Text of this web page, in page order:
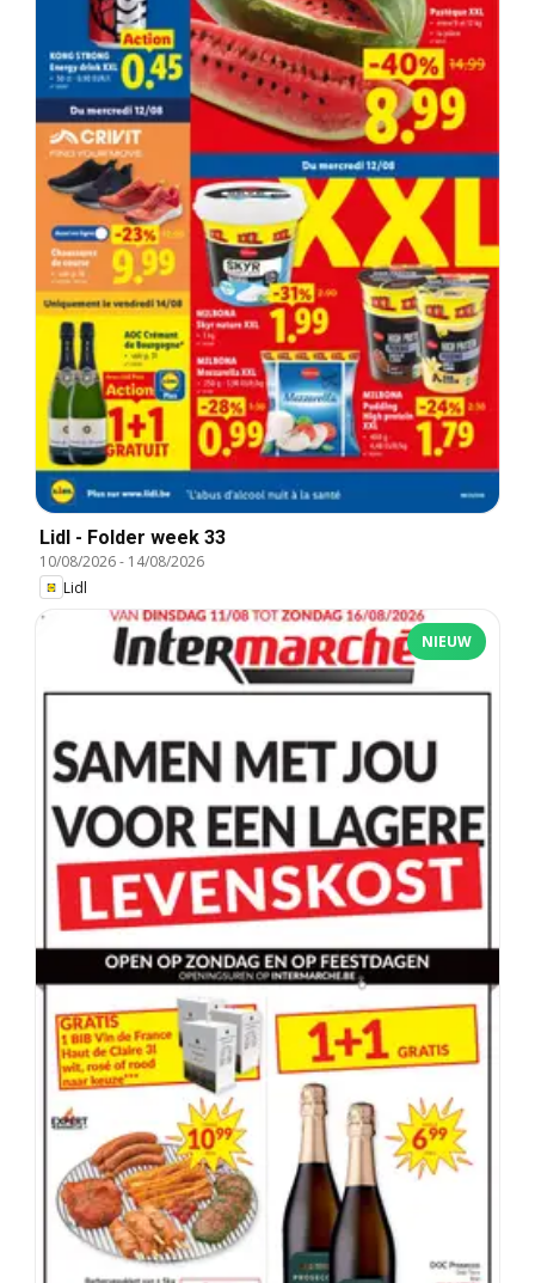
Lidl - Folder week 33
10/08/2026- 14/08/2026
Lidl
NIEUW